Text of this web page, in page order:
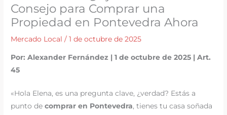
Consejo para Comprar una
Propiedad en Pontevedra Ahora
Mercado Local /1 de octubre de 2025
Por: Alexander Fernández | 1 de octubre de 2025 | Art.
45
«Hola Elena, es una pregunta clave, ¿verdad? Estás a
punto decomprar en Pontevedra, tienes tu casa soñada